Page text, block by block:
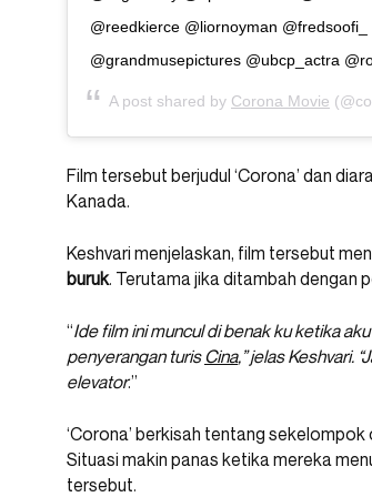
@reedkierce @liornoyman
@grandmusepictures @ubcp_actra
A post shared by Corona Movie
Film tersebut berjudul ‘Corona’ dan
Kanada.
Keshvari menjelaskan, film tersebut
buruk. Terutama jika ditambah dengan
“Ide film ini muncul di benak ku ketika
penyerangan turisCina,” jelas Keshvari.
elevator.”
‘Corona’ berkisah tentang
Situasi makin panas ketika mereka
tersebut.